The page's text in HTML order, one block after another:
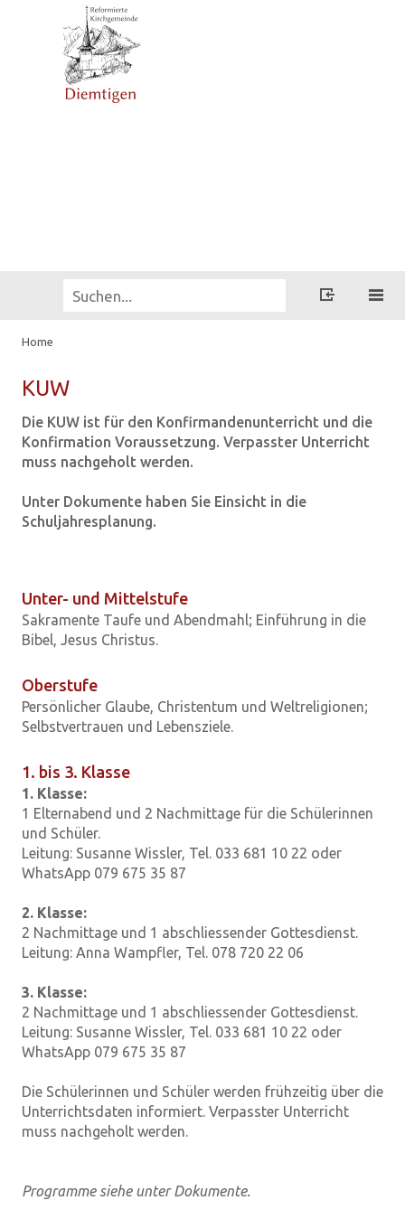
Home
KUW
Die KUW ist für den Konfirmandenunterricht und die
Konfirmation Voraussetzung. Verpasster Unterricht
muss nachgeholt werden.
Unter Dokumente haben Sie Einsicht in die
Schuljahresplanung.
Unter- und Mittelstufe
Sakramente Taufe und Abendmahl; Einführung in die
Bibel, Jesus Christus.
Oberstufe
Persönlicher Glaube, Christentum und Weltreligionen;
Selbstvertrauen und Lebensziele.
1. bis 3. Klasse
1. Klasse:
1 Elternabend und 2 Nachmittage für die Schülerinnen
und Schüler.
Leitung: Susanne Wissler, Tel. 033 681 10 22 oder
WhatsApp 079 675 35 87
2. Klasse:
2 Nachmittage und 1 abschliessender Gottesdienst.
Leitung: Anna Wampfler, Tel. 078 720 22 06
3. Klasse:
2 Nachmittage und 1 abschliessender Gottesdienst.
Leitung: Susanne Wissler, Tel. 033 681 10 22 oder
WhatsApp 079 675 35 87
Die Schülerinnen und Schüler werden frühzeitig über die
Unterrichtsdaten informiert. Verpasster Unterricht
muss nachgeholt werden.
Programme siehe unter Dokumente.